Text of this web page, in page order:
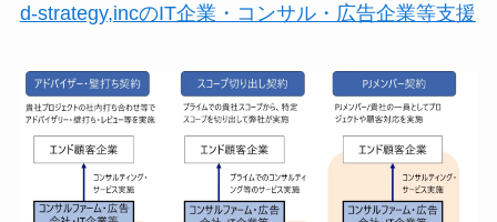
d-strategy,incのIT企業・コンサル・広告企業等支援